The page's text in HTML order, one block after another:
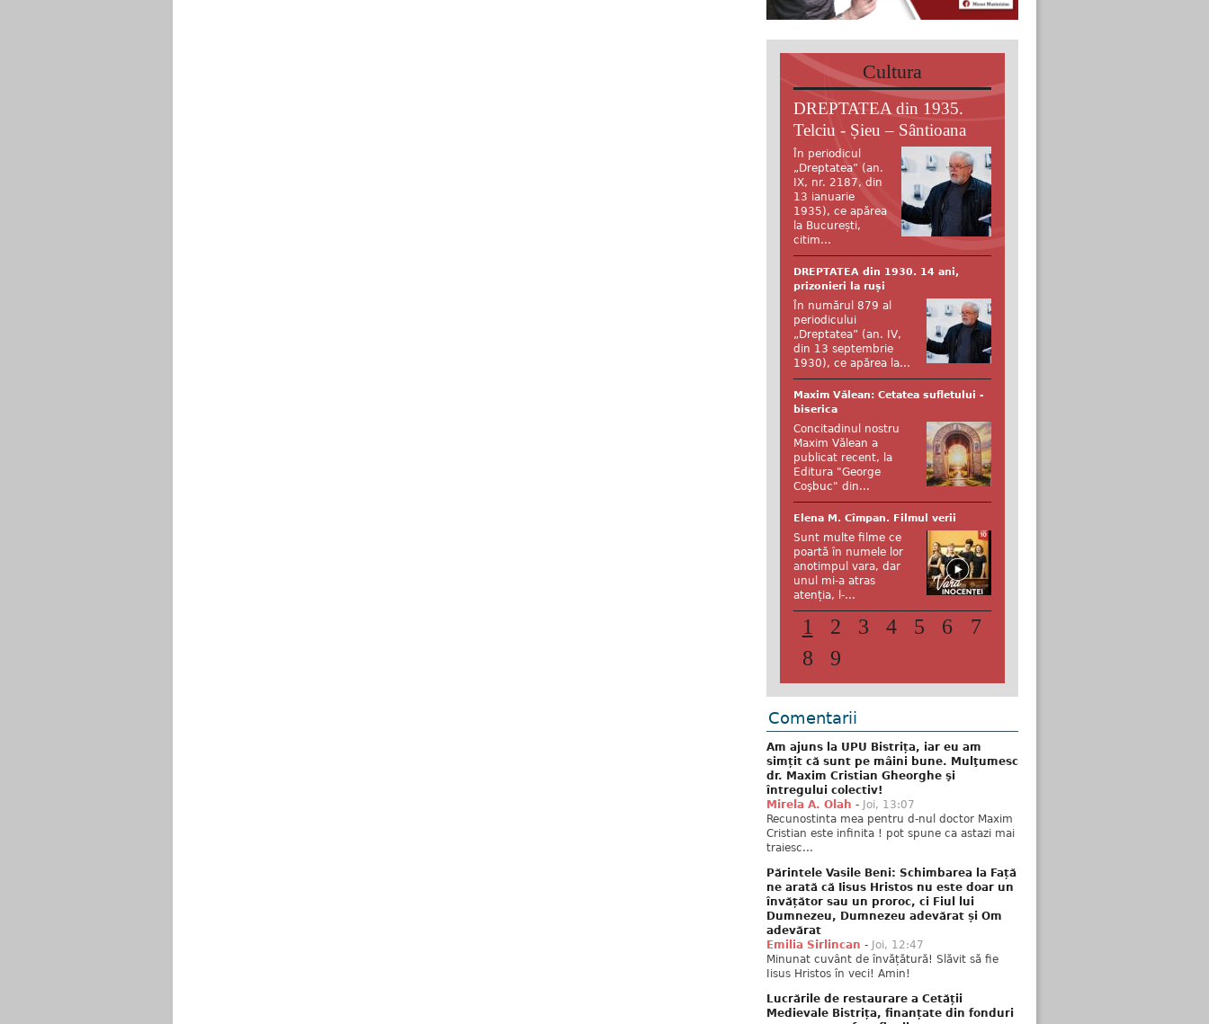
Cultura
DREPTATEA din 1935.
Telciu - Șieu – Sântioana
În periodicul
„Dreptatea” (an.
IX, nr. 2187, din
13 ianuarie
1935), ce apărea
la București,
citim...
DREPTATEA din 1930. 14 ani,
prizonieri la ruși
În numărul 879 al
periodicului
„Dreptatea” (an. IV,
din 13 septembrie
1930), ce apărea la...
Maxim Vălean: Cetatea sufletului -
biserica
Concitadinul nostru
Maxim Vălean a
publicat recent, la
Editura "George
Coşbuc" din...
Elena M. Cîmpan. Filmul verii
Sunt multe filme ce
poartă în numele lor
anotimpul vara, dar
unul mi-a atras
atenția, l-...
1 2 3 4 5 6
7
8
9
Comentarii
Am ajuns la UPU Bistrița, iar eu am
simțit că sunt pe mâini bune. Mulţumesc
dr. Maxim Cristian Gheorghe şi
întregului colectiv!
Mirela A. Olah - Joi, 13:07
Recunostinta mea pentru d-nul doctor Maxim
Cristian este infinita ! pot spune ca astazi mai
traiesc...
Părintele Vasile Beni: Schimbarea la Față
ne arată că Iisus Hristos nu este doar un
învățător sau un proroc, ci Fiul lui
Dumnezeu, Dumnezeu adevărat și Om
adevărat
Emilia Sirlincan - Joi, 12:47
Minunat cuvânt de învățătură! Slăvit să fie
Iisus Hristos în veci! Amin!
Lucrările de restaurare a Cetății
Medievale Bistrița, finanțate din fonduri